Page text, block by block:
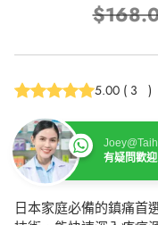
正
常
價
5.00 ( 3 )
有疑問歡
日本家庭必備的鎮痛首